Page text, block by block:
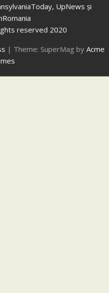
UpNews și
reserved 2020
| Theme: SuperMag by Acme